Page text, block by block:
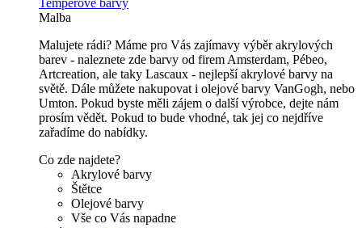
Temperové barvy
Malba
Malujete rádi? Máme pro Vás zajímavy výběr akrylových
barev - naleznete zde barvy od firem Amsterdam, Pébeo,
Artcreation, ale taky Lascaux - nejlepší akrylové barvy na
světě. Dále můžete nakupovat i olejové barvy VanGogh, nebo
Umton. Pokud byste měli zájem o další výrobce, dejte nám
prosím vědět. Pokud to bude vhodné, tak jej co nejdříve
zařadíme do nabídky.
Co zde najdete?
Akrylové barvy
Štětce
Olejové barvy
Vše co Vás napadne